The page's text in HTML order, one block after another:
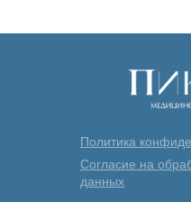
Согласие на
данных
Политика